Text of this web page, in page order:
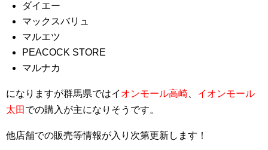
ダイエー
マックスバリュ
マルエツ
PEACOCK STORE
マルナカ
になりますが群馬県ではイ オンモール高崎
イオンモール
太田 での購入が主になりそうです。
他店舗での販売等情報が入り次第更新します！